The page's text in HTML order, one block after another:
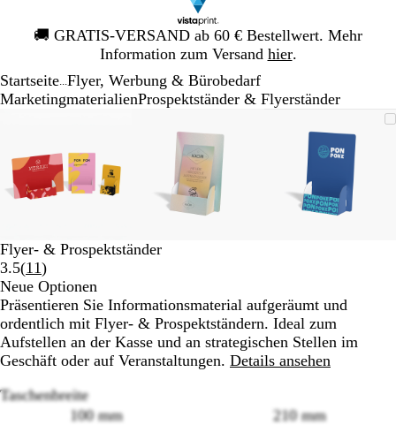
🚚 GRATIS-VERSAND ab 60 € Bestellwert. Mehr
Information zum Versand hier.
Galeriebild
1
Startseite Flyer, Werbung & Bürobedarf
Mar­ke­ting­ma­te­rialienProspektständer & Flyerständer
Minimum
Vergrößern
die
Tasten
+
zum
und
die
Pfeiltasten
zum
Schwenken.
Bild
auf
Minimum
zum
Vergrößern
Sie
die
Tasten
+
und
die
Pfeiltasten
zum
Schwenken.
Bild
auf
Minimum
zum
Sie
die
Tasten
und
die
Pfeiltasten
zum
von
Flyer- & Prospektständer
3.5(11Bewertungen
11
lesen
)
Neue Optionen
Präsentieren Sie Informationsmaterial aufgeräumt und
ordentlich mit Flyer- & Prospektständern. Ideal zum
Aufstellen an der Kasse und an strategischen Stellen im
Geschäft oder auf Veranstaltungen. Details ansehen
Taschenbreite
100 mm
210 mm